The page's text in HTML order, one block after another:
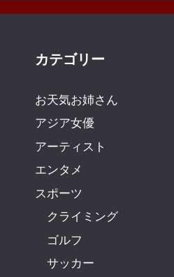
カテゴリー
お天気お姉さん
アジア女優
アーティスト
エンタメ
スポーツ
クライミング
ゴルフ
サッカー